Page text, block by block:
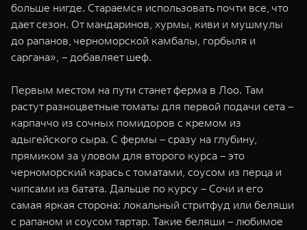
больше нигде. Стараемся использовать почти все, что
дает сезон. От мандаринов, хурмы, киви и мушмулы
до рапанов, черноморской камбалы, горбыля и
саргана», – добавляет шеф.
Первым местом на пути станет ферма в Лоо. Там
растут разноцветные томаты для первой подачи сета –
карпаччо из сочных помидоров с кремом из
адыгейского сыра. С фермы – сразу на глубину,
прямиком за уловом для второго курса – это
черноморский карась с томатами, соусом из перца и
чипсами из батата. Дальше по курсу – Сочи и его
самая яркая сторона: локальный стритфуд или беляши
с рапаном и соусом тартар. Такие беляши – любимое